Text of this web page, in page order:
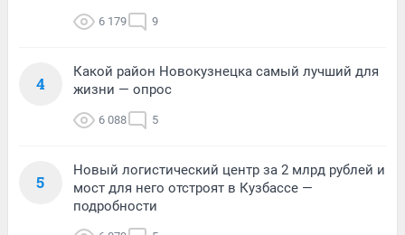
6 179 9
4
Какой район Новокузнецка самый лучший для
жизни — опрос
6 088 5
5
Новый логистический центр за 2 млрд рублей и
мост для него отстроят в Кузбассе —
подробности